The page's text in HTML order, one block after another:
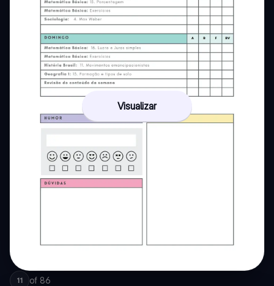
Visualizar
11 of 86